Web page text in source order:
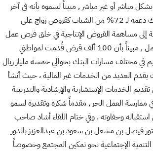
مباشر أو غير مباشر , مبيناً لسموه بأنه في آخر
خمس سنوات قدم البنك دعمه لـ 72% من الشباب كقروض زواج على
إلى مساهمة القروض الإنتاجية في خلق فرص عمل
تتجاوز 70 ألف فرصة عمل , مبيناً بأن 100 ألف قرض قُدمت لمواطني
في مختلف مسارات البنك بحوالي خمسة مليار ريال
يقدم العديد من الخدمات غير المالية ، حيث أنشأ
الخدمات الإستشارية والإرشادية والتدريبية
في ممارسة العمل الحر , مقدماً شكره وتقديرة لسمو
وحفاوته . وفي ختام اللقاء أشاد صاحب
فيصل بن مشعل بن سعود بن عبدالعزيز بالدور
التنمية الإجتماعية نحو تمكين المجتمع وخصوصاً